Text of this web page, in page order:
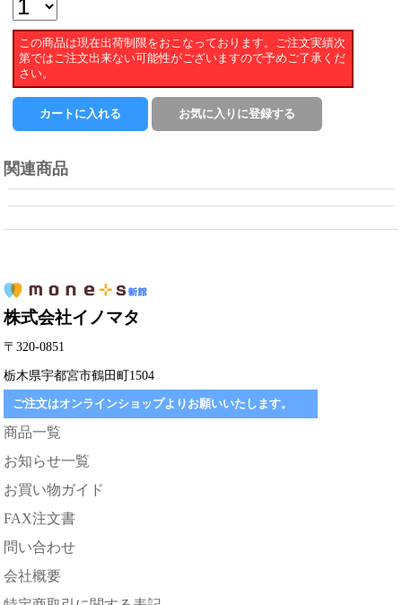
この商品は現在出荷制限をおこなっております。ご注文実績次
第ではご注文出来ない可能性がございますので予めご了承くだ
さい。
関連商品
株式会社イノマタ
〒320-0851
栃木県宇都宮市鶴田町1504
ご注文はオンラインショップよりお願いいたします。
商品一覧
お知らせ一覧
お買い物ガイド
FAX注文書
問い合わせ
会社概要